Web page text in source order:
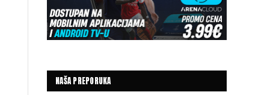
NAŠA PREPORUKA